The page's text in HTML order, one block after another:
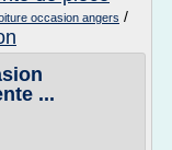
occasion angers /
...